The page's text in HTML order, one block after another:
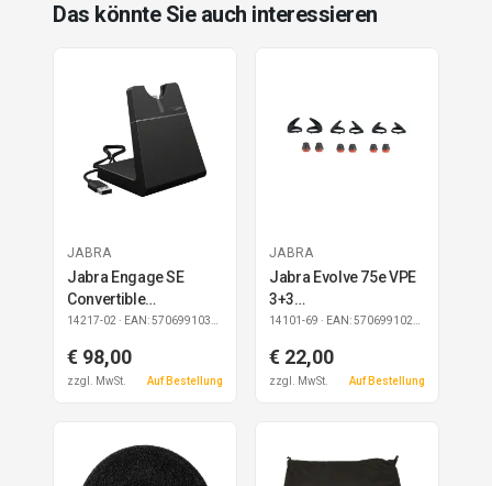
Das könnte Sie auch interessieren
JABRA
Jabra Engage SE
Convertible
Ladestation USB-A
14217-02 · EAN: 5706991030419
€ 98,00
zzgl. MwSt. Auf Bestellung
JABRA
Jabra Evolve 75e VPE
3+3
EarGels+EarWings
14101-69 · EAN: 5706991021301
€ 22,00
zzgl. MwSt. Auf Bestellung